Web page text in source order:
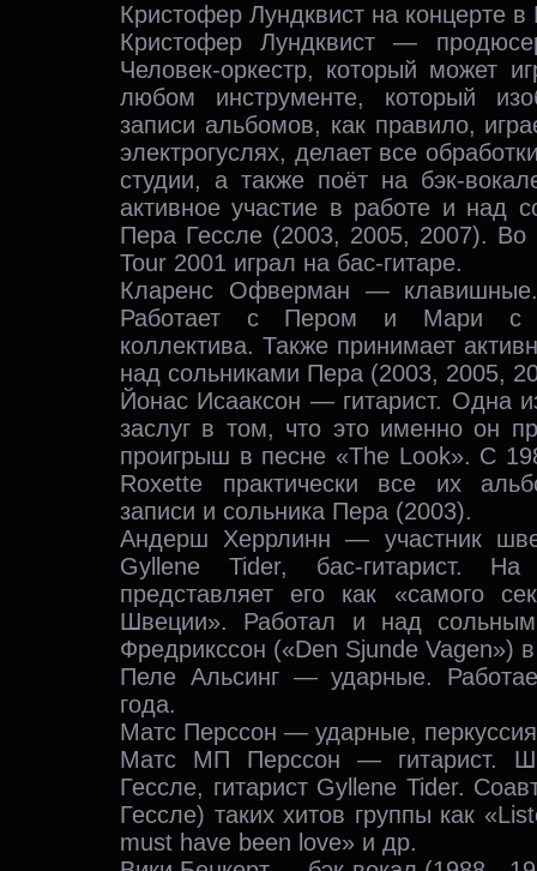
Кристофер Лундквист на концерте
Кристофер Лундквист —
Человек-оркестр, который может
любом инструменте, который
записи альбомов, как правило,
электрогуслях, делает все
студии, а также поёт на бэк-
активное участие в работе и над
Пера Гессле (2003, 2005, 2007). Во
Tour 2001 играл на бас-гитаре.
Кларенс Офверман —
Работает с Пером и Мари с
коллектива. Также принимает
над сольниками Пера (2003, 2005,
Йонас Исааксон — гитарист. Одна
заслуг в том, что это именно он
проигрыш в песне «The Look». С
Roxette практически все их
записи и сольника Пера (2003).
Андерш Херрлинн — участник
Gyllene Tider, бас-гитарист. На
представляет его как «самого
Швеции». Работал и над
Фредрикссон («Den Sjunde Vagen»)
Пеле Альсинг — ударные.
года.
Матс Перссон — ударные,
Матс МП Перссон — гитарист.
Гессле, гитарист Gyllene Tider.
Гессле) таких хитов группы как
must have been love» и др.